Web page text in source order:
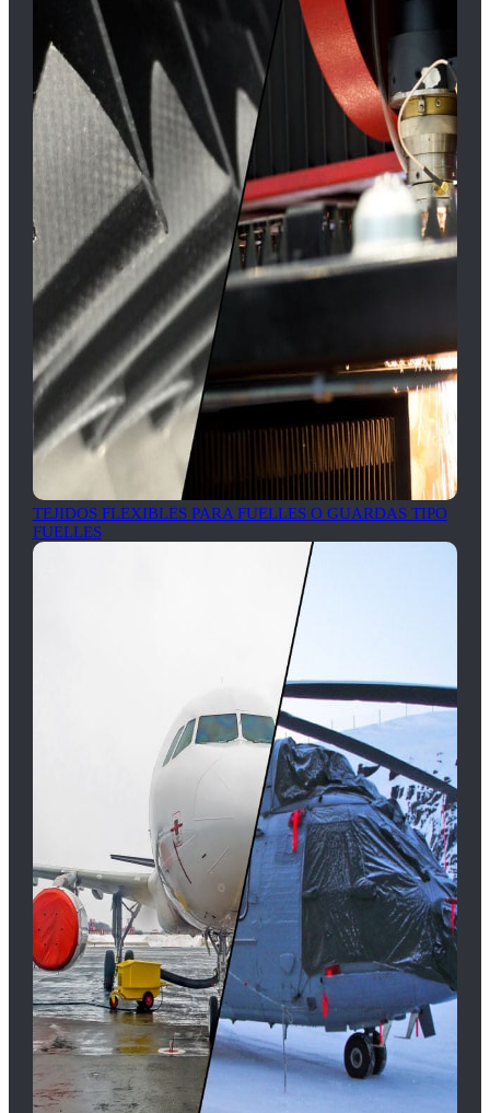
TEJIDOS FLEXIBLES PARA FUELLES O GUARDAS TIPO
FUELLES